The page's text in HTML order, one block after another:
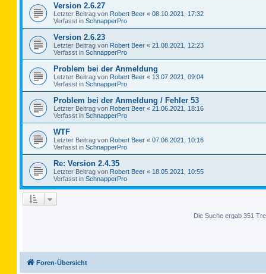
Version 2.6.27
Letzter Beitrag von Robert Beer « 08.10.2021, 17:32
Verfasst in SchnapperPro
Version 2.6.23
Letzter Beitrag von Robert Beer « 21.08.2021, 12:23
Verfasst in SchnapperPro
Problem bei der Anmeldung
Letzter Beitrag von Robert Beer « 13.07.2021, 09:04
Verfasst in SchnapperPro
Problem bei der Anmeldung / Fehler 53
Letzter Beitrag von Robert Beer « 21.06.2021, 18:16
Verfasst in SchnapperPro
WTF
Letzter Beitrag von Robert Beer « 07.06.2021, 10:16
Verfasst in SchnapperPro
Re: Version 2.4.35
Letzter Beitrag von Robert Beer « 18.05.2021, 10:55
Verfasst in SchnapperPro
Die Suche ergab 351
Foren-Übersicht